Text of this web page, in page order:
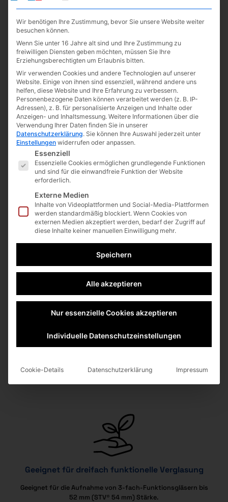
Optimierte Wärmedämmung
Die Schaffung eines Systems mit den
herausragendsten thermischen
Isolationseigenschaften ist keine zufällige
Errungenschaft, sondern das Produkt einer
zielgerichteten Entwicklungsarbeit. Der
nachgewiesene Erfolg bestätigt unsere
Herangehensweise. Zahlreiche Berechnungen
haben außergewöhnliche
Wärmedurchgangswerte erzielt. Unser
ursprüngliches Entwicklungsziel bestand darin,
von Anfang an einen Uf-Wert von 0,92 W/m²K in
erreichen, was Passivhausstandards entspricht.
Dieses Ziel wurde durch die Integration
innovativer Details in das Systemdesign erreicht.
Geeignet für dreifach funktionelle Verglasung
Geeignet für die Aufnahme von 3-fach-Funktionsgläsern bis
52 mm (STV® 54 mm) Stärke.
Wir benötigen Ihre Zustimmung, bevor Sie unsere Website weiter
besuchen können.
Wenn Sie unter 16 Jahre alt sind und Ihre Zustimmung zu
freiwilligen Diensten geben möchten, müssen Sie Ihre
Erziehungsberechtigten um Erlaubnis bitten.
Wir verwenden Cookies und andere Technologien auf unserer
Website. Einige von ihnen sind essenziell, während andere uns
helfen, diese Website und Ihre Erfahrung zu verbessern.
Personenbezogene Daten können verarbeitet werden (z. B. IP-
Adressen), z. B. für personalisierte Anzeigen und Inhalte oder
Anzeigen- und Inhaltsmessung. Weitere Informationen über die
Verwendung Ihrer Daten finden Sie in unserer
Datenschutzerklärung. Sie können Ihre Auswahl jederzeit unter
Einstellungen widerrufen oder anpassen.
Es folgt eine Liste der Service-Gruppen, für die eine
Essenziell
Essenzielle Cookies ermöglichen grundlegende Funktionen
und sind für die einwandfreie Funktion der Website
erforderlich.
Externe Medien
Inhalte von Videoplattformen und Social-Media-Plattformen
werden standardmäßig blockiert. Wenn Cookies von
externen Medien akzeptiert werden, bedarf der Zugriff auf
diese Inhalte keiner manuellen Einwilligung mehr.
Speichern
Alle akzeptieren
Nur essenzielle Cookies akzeptieren
Individuelle Datenschutzeinstellungen
Cookie-Details Datenschutzerklärung Impressum